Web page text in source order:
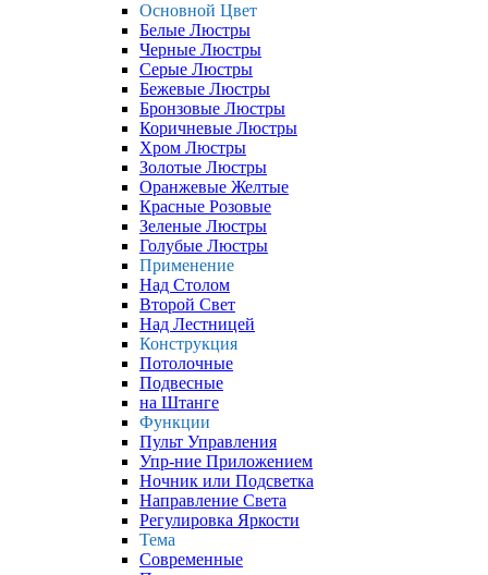
Основной Цвет
Белые Люстры
Черные Люстры
Серые Люстры
Бежевые Люстры
Бронзовые Люстры
Коричневые Люстры
Хром Люстры
Золотые Люстры
Оранжевые Желтые
Красные Розовые
Зеленые Люстры
Голубые Люстры
Применение
Над Столом
Второй Свет
Над Лестницей
Конструкция
Потолочные
Подвесные
на Штанге
Функции
Пульт Управления
Упр-ние Приложением
Ночник или Подсветка
Направление Света
Регулировка Яркости
Тема
Современные